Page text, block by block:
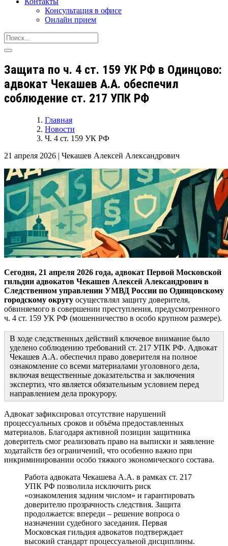
Консультация в офисе
Онлайн прием
Защита по ч. 4 ст. 159 УК РФ в Одинцово:
адвокат Чекашев А.А. обеспечил
соблюдение ст. 217 УПК РФ
Главная
Новости
Ч. 4 ст. 159 УК РФ
21 апреля 2026 | Чекашев Алексей Александрович
Сегодня, 21 апреля 2026 года, адвокат Первой Московской
гильдии адвокатов Чекашев Алексей Александрович в
Следственном управлении УМВД России по Одинцовскому
городскому округу осуществлял защиту доверителя,
обвиняемого в совершении преступления, предусмотренного
ч. 4 ст. 159 УК РФ (мошенничество в особо крупном размере).
В ходе следственных действий ключевое внимание было
уделено соблюдению требований ст. 217 УПК РФ. Адвокат
Чекашев А.А. обеспечил право доверителя на полное
ознакомление со всеми материалами уголовного дела,
включая вещественные доказательства и заключения
экспертиз, что является обязательным условием перед
направлением дела прокурору.
Адвокат зафиксировал отсутствие нарушений
процессуальных сроков и объёма предоставленных
материалов. Благодаря активной позиции защитника
доверитель смог реализовать право на выписки и заявление
ходатайств без ограничений, что особенно важно при
инкриминировании особо тяжкого экономического состава.
Работа адвоката Чекашева А.А. в рамках ст. 217
УПК РФ позволила исключить риск
«ознакомления задним числом» и гарантировать
доверителю прозрачность следствия. Защита
продолжается: впереди – решение вопроса о
назначении судебного заседания. Первая
Московская гильдия адвокатов подтверждает
высокий стандарт процессуальной дисциплины.